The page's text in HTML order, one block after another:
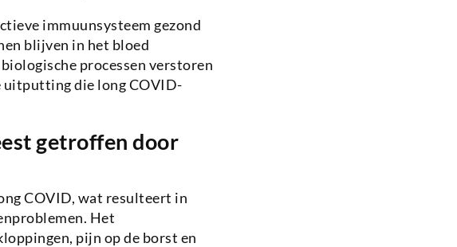
immuunsysteem gezond
blijven in het bloed
processen verstoren
uitputting die long COVID-
getroffen door
COVID, wat resulteert in
Het
pijn op de borst en